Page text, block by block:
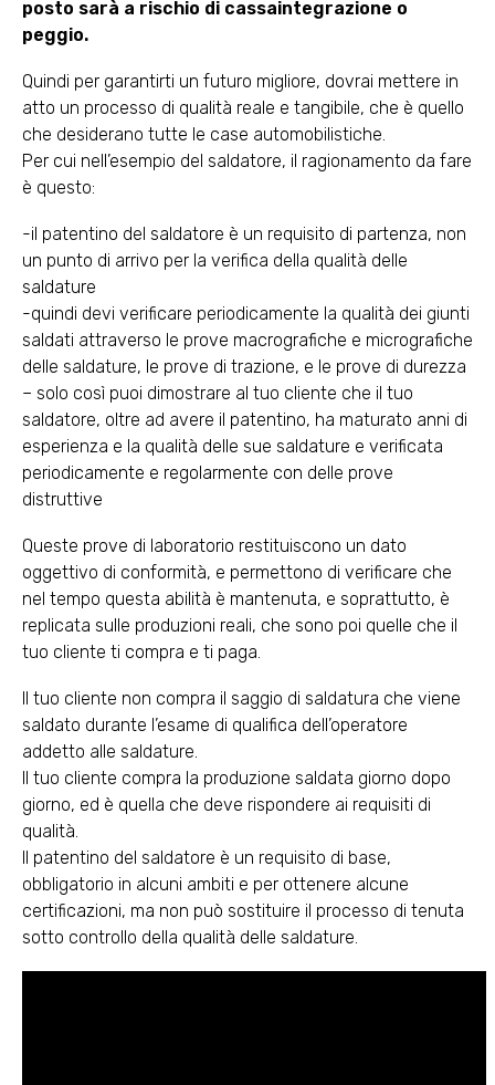
posto sarà a rischio di cassaintegrazione o
peggio.
Quindi per garantirti un futuro migliore, dovrai mettere in
atto un processo di qualità reale e tangibile, che è quello
che desiderano tutte le case automobilistiche.
Per cui nell’esempio del saldatore, il ragionamento da fare
è questo:
-il patentino del saldatore è un requisito di partenza, non
un punto di arrivo per la verifica della qualità delle
saldature
-quindi devi verificare periodicamente la qualità dei giunti
saldati attraverso le prove macrografiche e micrografiche
delle saldature, le prove di trazione, e le prove di durezza
– solo così puoi dimostrare al tuo cliente che il tuo
saldatore, oltre ad avere il patentino, ha maturato anni di
esperienza e la qualità delle sue saldature e verificata
periodicamente e regolarmente con delle prove
distruttive
Queste prove di laboratorio restituiscono un dato
oggettivo di conformità, e permettono di verificare che
nel tempo questa abilità è mantenuta, e soprattutto, è
replicata sulle produzioni reali, che sono poi quelle che il
tuo cliente ti compra e ti paga.
Il tuo cliente non compra il saggio di saldatura che viene
saldato durante l’esame di qualifica dell’operatore
addetto alle saldature.
Il tuo cliente compra la produzione saldata giorno dopo
giorno, ed è quella che deve rispondere ai requisiti di
qualità.
Il patentino del saldatore è un requisito di base,
obbligatorio in alcuni ambiti e per ottenere alcune
certificazioni, ma non può sostituire il processo di tenuta
sotto controllo della qualità delle saldature.